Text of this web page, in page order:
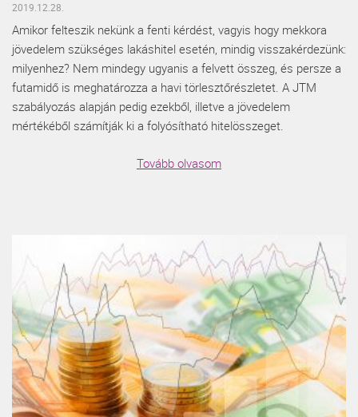
2019.12.28.
Amikor felteszik nekünk a fenti kérdést, vagyis hogy mekkora
jövedelem szükséges lakáshitel esetén, mindig visszakérdezünk:
milyenhez? Nem mindegy ugyanis a felvett összeg, és persze a
futamidő is meghatározza a havi törlesztőrészletet. A JTM
szabályozás alapján pedig ezekből, illetve a jövedelem
mértékéből számítják ki a folyósítható hitelösszeget.
Tovább olvasom